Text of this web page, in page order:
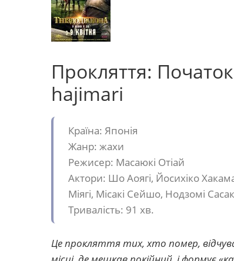
Прокляття:
hajimari
Країна: Японія
Жанр: жахи
Режисер: Масаюкі Отіай
Актори: Шо Аоягі, Йосихіко
Міягі, Місакі Сейшо, Нодзомі
Тривалість: 91 хв.
Це прокляття тих, хто помер,